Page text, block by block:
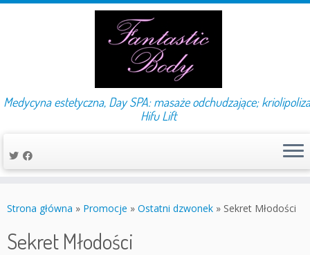
do
Medycyna estetyczna, Day SPA: masaże odchudzające;
Hifu Lift
Strona główna » Promocje » Ostatni dzwonek » Sekret Młodości
Sekret Młodości